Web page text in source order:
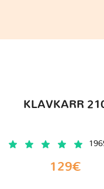
KLAVKARR
129€